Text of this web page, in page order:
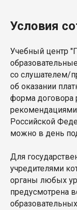
Условия
Учебный центр
со слушателем/
об оказании
форма договора
рекомендациями
Российской
можно в день
Для
учредителями
органы любых
предусмотрена